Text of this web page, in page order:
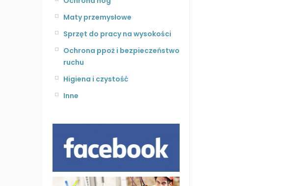
Maty przemysłowe
Sprzęt do pracy na wysokości
Ochrona ppoż i bezpieczeństwo
ruchu
Higiena i czystość
Inne